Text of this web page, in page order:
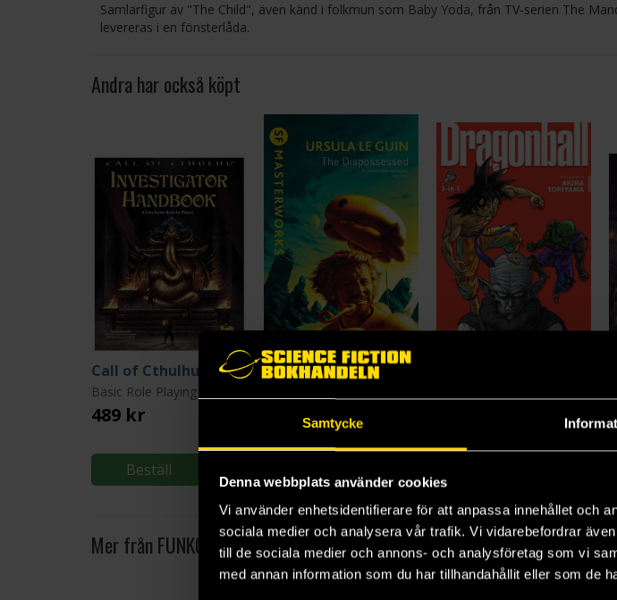
Samtycke
Denna webbplats använder cookies
Vi använder enhetsidentifierare för att anpassa innehållet och
sociala medier och analysera vår trafik. Vi vidarebefordrar
till de sociala medier och annons- och analysföretag som vi
med annan information som du har tillhandahållit eller som de
Samlarfigur av "The Child", även känd i folkmun som Baby Yoda, från TV-serien The
levereras i en fönsterlåda.
Andra har också köpt
Call of Cthulhu Investigator Handbook
489 kr
Beställ
The Dispossessed
189 kr
Mer från FUNKO